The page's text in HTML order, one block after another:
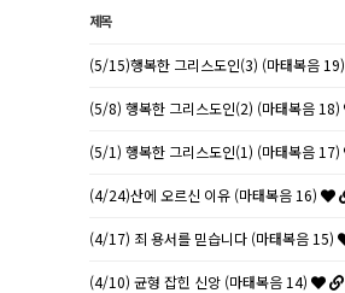
제목
(5/15)행복한 그리스도인(3) (마태복음 19)
(5/8) 행복한 그리스도인(2) (마태복음 18)
(5/1) 행복한 그리스도인(1) (마태복음 17)
(4/24)산에 오르신 이유 (마태복음 16)
(4/17) 죄 용서를 믿습니다 (마태복음 15)
(4/10) 균형 잡힌 신앙 (마태복음 14)